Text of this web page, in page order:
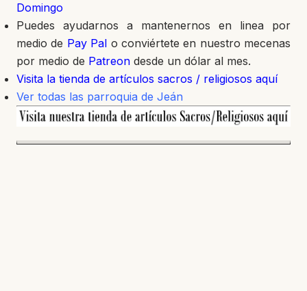
Domingo
Puedes ayudarnos a mantenernos en linea por
medio de Pay Pal o conviértete en nuestro mecenas
por medio de Patreon desde un dólar al mes.
Visita la tienda de artículos sacros / religiosos aquí
Ver todas las parroquia de Jeán